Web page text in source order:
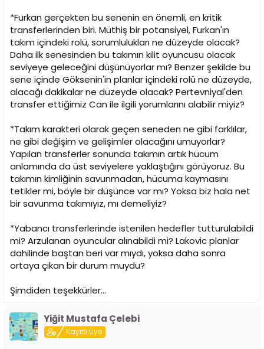
*Furkan gerçekten bu senenin en önemli, en kritik
transferlerinden biri. Müthiş bir potansiyel, Furkan'ın
takım içindeki rolü, sorumlulukları ne düzeyde olacak?
Daha ilk senesinden bu takımın kilit oyuncusu olacak
seviyeye geleceğini düşünüyorlar mı? Benzer şekilde bu
sene içinde Göksenin'in planlar içindeki rolü ne düzeyde,
alacağı dakikalar ne düzeyde olacak? Pertevniyal'den
transfer ettiğimiz Can ile ilgili yorumlarını alabilir miyiz?
*Takım karakteri olarak geçen seneden ne gibi farklılar,
ne gibi değişim ve gelişimler olacağını umuyorlar?
Yapılan transferler sonunda takımın artık hücum
anlamında da üst seviyelere yaklaştığını görüyoruz. Bu
takımın kimliğinin savunmadan, hücuma kaymasını
tetikler mi, böyle bir düşünce var mı? Yoksa biz hala net
bir savunma takımıyız, mı demeliyiz?
*Yabancı transferlerinde istenilen hedefler tutturulabildi
mi? Arzulanan oyuncular alınabildi mi? Lakovic planlar
dahilinde baştan beri var mıydı, yoksa daha sonra
ortaya çıkan bir durum muydu?
Şimdiden teşekkürler...
Yiğit Mustafa Çelebi
Kayıtlı Üye